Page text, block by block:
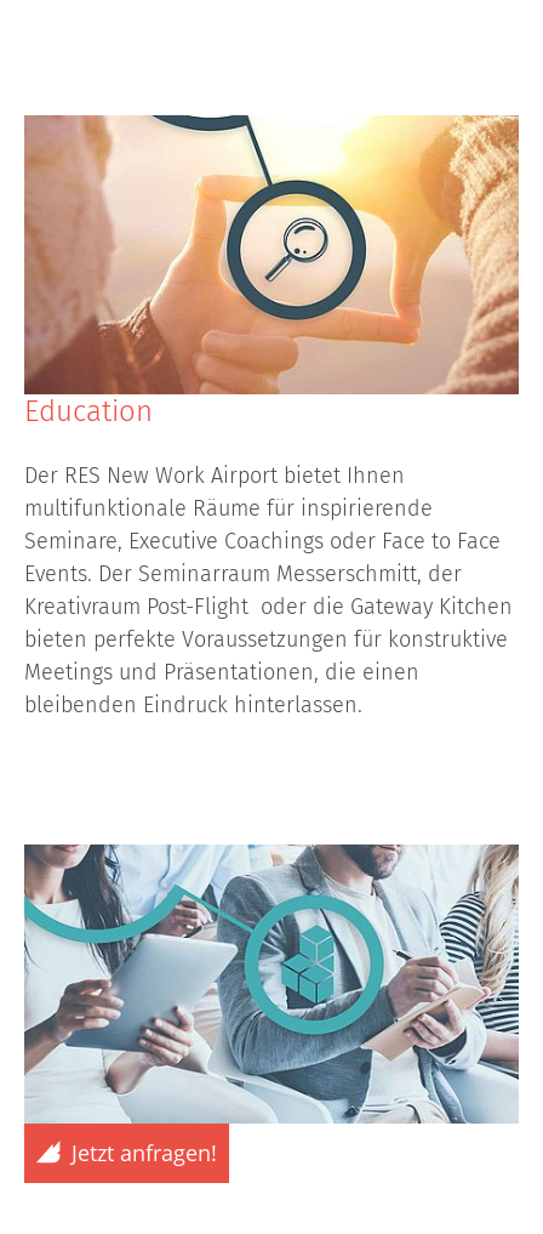
Education
Der RES New Work Airport bietet Ihnen
multifunktionale Räume für inspirierende
Seminare, Executive Coachings oder Face to Face
Events. Der Seminarraum Messerschmitt, der
Kreativraum Post-Flight oder die Gateway Kitchen
bieten perfekte Voraussetzungen für konstruktive
Meetings und Präsentationen, die einen
bleibenden Eindruck hinterlassen.
Jetzt anfragen!